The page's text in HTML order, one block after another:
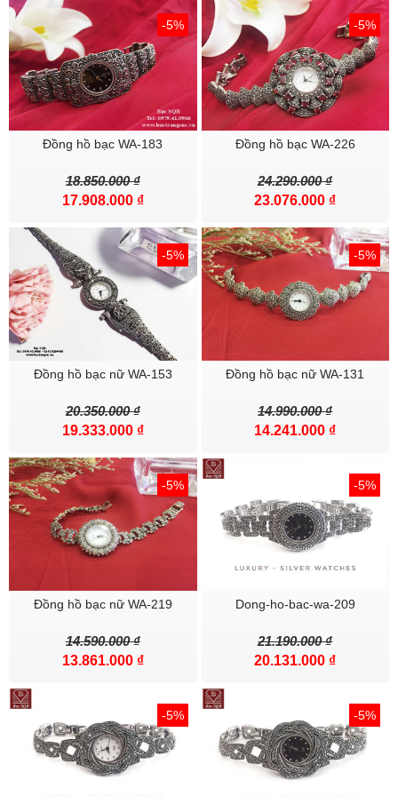
------
và bảo vệ sức khỏe có thể bạn cần (click vào link bài)
+BÍ QUYẾT CHỌN TRANG SỨC THEO PHONG THỦY
+Bí quyết chọn đồng hồ bạc hợp với Mệnh kim mộc thủy hỏa thổ
+MÀU NHẪN ỨNG DỤNG TRONG PHONG THỦY.
-5%
Đồng hồ bạc WA-183
18.850.000 ₫
17.908.000 ₫
-5%
Đồng hồ bạc WA-226
24.290.000 ₫
23.076.000 ₫
-5%
Đồng hồ bạc nữ WA-153
20.350.000 ₫
19.333.000 ₫
-5%
Đồng hồ bạc nữ WA-131
14.990.000 ₫
14.241.000 ₫
-5%
Đồng hồ bạc nữ WA-219
14.590.000 ₫
13.861.000 ₫
-5%
Dong-ho-bac-wa-209
21.190.000 ₫
20.131.000 ₫
-5% -5%